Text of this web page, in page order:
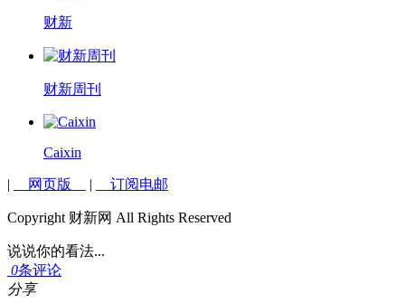
财新
财新周刊
Caixin
| 网页版 | 订阅电邮
Copyright 财新网 All Rights Reserved
说说你的看法...
0条评论
分享